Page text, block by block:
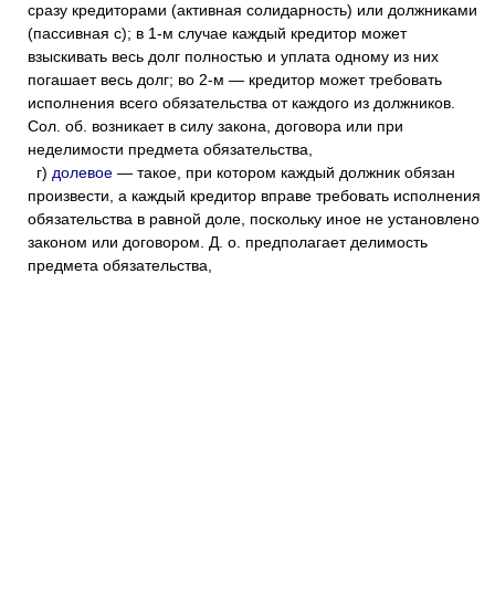
сразу кредиторами (активная солидарность) или должниками
(пассивная с); в 1-м случае каждый кредитор может
взыскивать весь долг полностью и уплата одному из них
погашает весь долг; во 2-м — кредитор может требовать
исполнения всего обязательства от каждого из должников.
Сол. об. возникает в силу закона, договора или при
неделимости предмета обязательства,
г) долевое — такое, при котором каждый должник обязан
произвести, а каждый кредитор вправе требовать исполнения
обязательства в равной доле, поскольку иное не установлено
законом или договором. Д. о. предполагает делимость
предмета обязательства,